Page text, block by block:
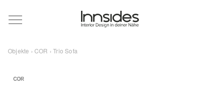
Magazin
Showrooms
Objekte ›COR › Trio Sofa